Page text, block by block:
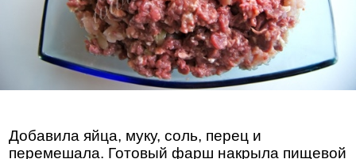
Добавила яйца, муку, соль, перец и
перемешала. Готовый фарш накрыла пищевой